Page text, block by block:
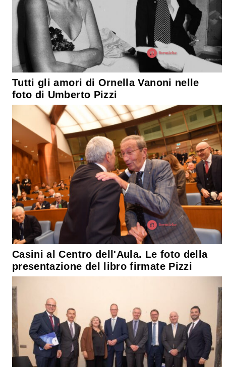
Tutti gli amori di Ornella Vanoni nelle
foto di Umberto Pizzi
Casini al Centro dell'Aula. Le foto della
presentazione del libro firmate Pizzi